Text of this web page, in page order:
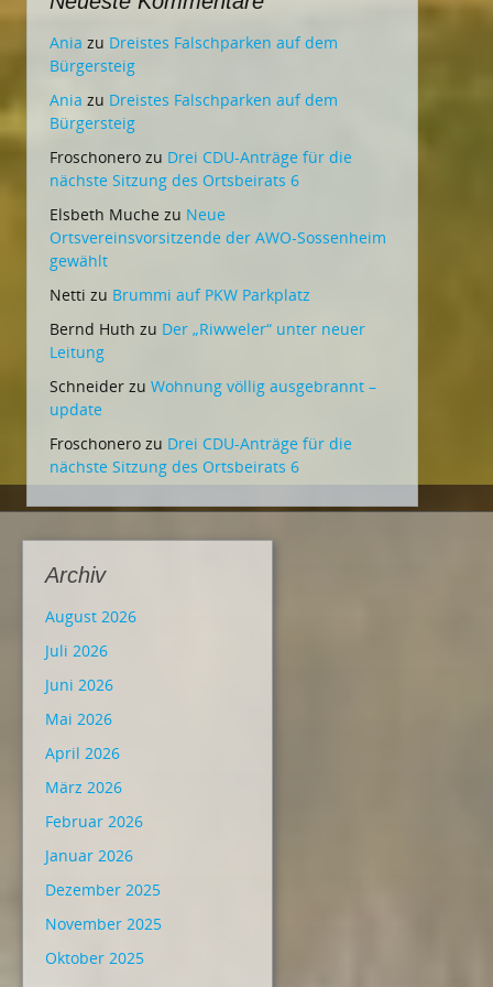
Ania zu Dreistes Falschparken auf dem
Bürgersteig
Ania zu Dreistes Falschparken auf dem
Bürgersteig
Froschonero zu Drei CDU-Anträge für die
nächste Sitzung des Ortsbeirats 6
Elsbeth Muche zu Neue
Ortsvereinsvorsitzende der AWO-Sossenheim
gewählt
Netti zu Brummi auf PKW Parkplatz
Bernd Huth zu Der „Riwweler“ unter neuer
Leitung
Schneider zu Wohnung völlig ausgebrannt –
update
Froschonero zu Drei CDU-Anträge für die
nächste Sitzung des Ortsbeirats 6
Archiv
August 2026
Juli 2026
Juni 2026
Mai 2026
April 2026
März 2026
Februar 2026
Januar 2026
Dezember 2025
November 2025
Oktober 2025